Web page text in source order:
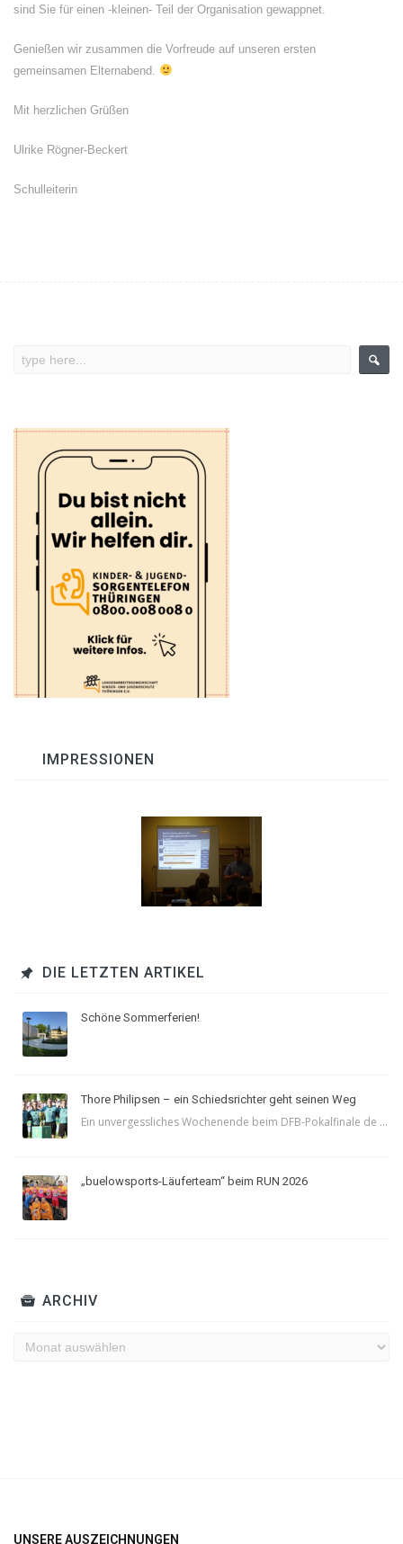
sind Sie für einen -kleinen- Teil der Organisation gewappnet.
Genießen wir zusammen die Vorfreude auf unseren ersten
gemeinsamen Elternabend.
Mit herzlichen Grüßen
Ulrike Rögner-Beckert
Schulleiterin
IMPRESSIONEN
DIE LETZTEN ARTIKEL
Schöne Sommerferien!
Thore Philipsen – ein Schiedsrichter geht seinen Weg
Ein unvergessliches Wochenende beim DFB-Pokalfinale de ...
„buelowsports-Läuferteam“ beim RUN 2026
ARCHIV
Archiv
UNSERE AUSZEICHNUNGEN